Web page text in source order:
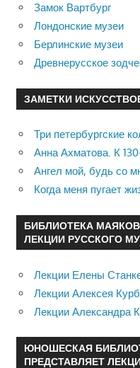
Замок Вартбург
Лондонские музеи
Берлинские музеи
Древнерусское
ЗАМЕТКИ
Три петербургские
Анна Ахматова. К
Ангел мой, будь со
Когда меня пугает
БИБЛИОТЕКА
ЛЕКЦИИ РУССКОГО
Лекции Елены
Лекции Алексея
Лекции Александра
ЮНОШЕСКАЯ
ПРЕДСТАВЛЯЕТ